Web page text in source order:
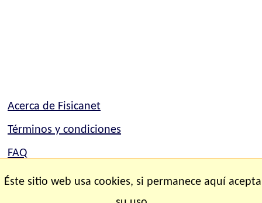
Acerca de Fisicanet
Términos y condiciones
FAQ
Mapa del sitio
Éste sitio web usa cookies, si permanece aquí acepta